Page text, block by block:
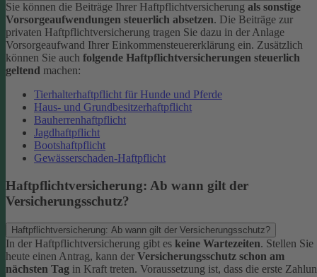
Sie können die Beiträge Ihrer Haftpflichtversicherung als sonstige
Vorsorgeaufwendungen steuerlich absetzen. Die Beiträge zur
privaten Haftpflichtversicherung tragen Sie dazu in der Anlage
Vorsorgeaufwand Ihrer Einkommensteuererklärung ein. Zusätzlich
können Sie auch folgende Haftpflichtversicherungen steuerlich
geltend machen:
Tierhalterhaftpflicht für Hunde und Pferde
Haus- und Grundbesitzerhaftpflicht
Bauherrenhaftpflicht
Jagdhaftpflicht
Bootshaftpflicht
Gewässerschaden-Haftpflicht
Haftpflichtversicherung: Ab wann gilt der
Versicherungsschutz?
Haftpflichtversicherung: Ab wann gilt der Versicherungsschutz?
In der Haftpflichtversicherung gibt es keine Wartezeiten. Stellen Sie
heute einen Antrag, kann der Versicherungsschutz schon am
nächsten Tag in Kraft treten. Voraussetzung ist, dass die erste